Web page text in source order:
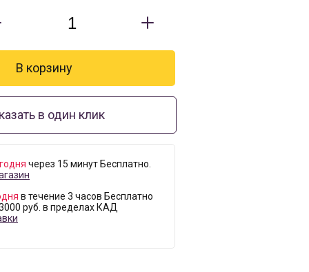
в один клик
через 15 минут Бесплатно.
в течение 3 часов Бесплатно
руб. в пределах КАД